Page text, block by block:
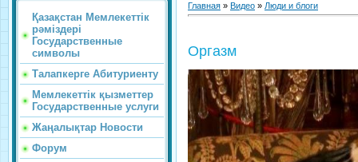
Қазақстан Мемлекеттік
рәміздері
Государственные
символы
Талапкерге Абитуриенту
Мемлекеттік қызметтер
Государственные услуги
Жаңалықтар Новости
Форум
Главная » Видео » Люди и блоги
Оргазм